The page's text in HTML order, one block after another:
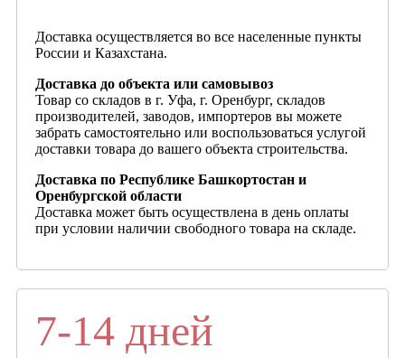
Доставка осуществляется во все населенные пункты
России и Казахстана.
Доставка до объекта или самовывоз
Товар со складов в г. Уфа, г. Оренбург, складов
производителей, заводов, импортеров вы можете
забрать самостоятельно или воспользоваться услугой
доставки товара до вашего объекта строительства.
Доставка по Республике Башкортостан и
Оренбургской области
Доставка может быть осуществлена в день оплаты
при условии наличии свободного товара на складе.
7-14 дней